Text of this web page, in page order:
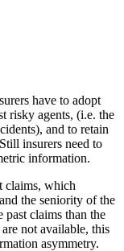
have to adopt
risky agents, (i.e. the
and to retain
insurers need to
information.
claims, which
the seniority of the
past claims than the
not available, this
asymmetry.